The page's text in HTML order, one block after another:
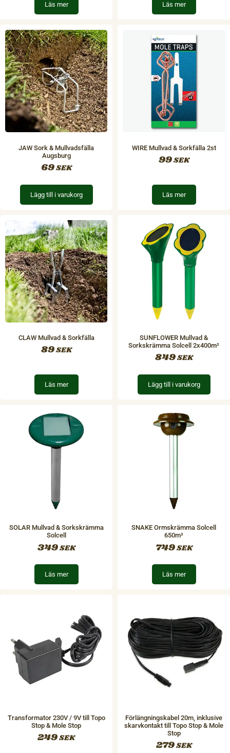
Läs mer Läs mer
JAW Sork & Mullvadsfälla
Augsburg
69SEK
Lägg till i varukorg
WIRE Mullvad & Sorkfälla 2st
99SEK
Läs mer
CLAW Mullvad & Sorkfälla
89SEK
Läs mer
SUNFLOWER Mullvad &
Sorkskrämma Solcell 2x400m²
849SEK
Lägg till i varukorg
SOLAR Mullvad & Sorkskrämma
Solcell
349SEK
Läs mer
SNAKE Ormskrämma Solcell
650m²
749SEK
Läs mer
Transformator 230V / 9V till Topo
Stop & Mole Stop
249SEK
Förlängningskabel 20m, inklusive
skarvkontakt till Topo Stop & Mole
Stop
279SEK